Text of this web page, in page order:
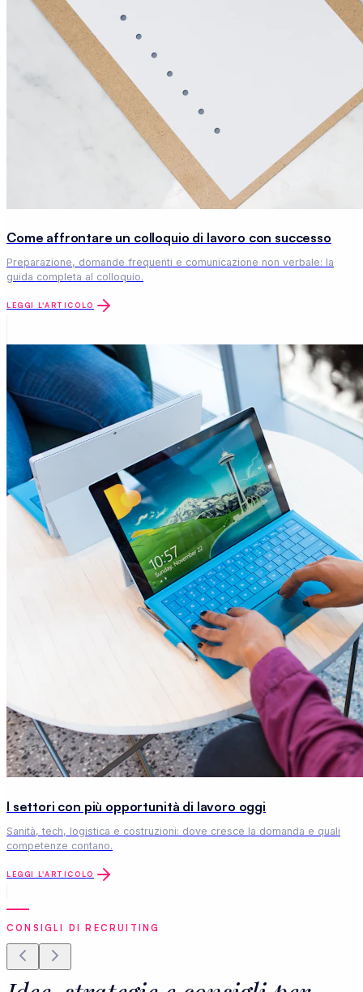
Come affrontare un colloquio di lavoro con successo
Preparazione, domande frequenti e comunicazione non verbale: la
guida completa al colloquio.
LEGGI L'ARTICOLO
I settori con più opportunità di lavoro oggi
Sanità, tech, logistica e costruzioni: dove cresce la domanda e quali
competenze contano.
LEGGI L'ARTICOLO
CONSIGLI DI RECRUITING